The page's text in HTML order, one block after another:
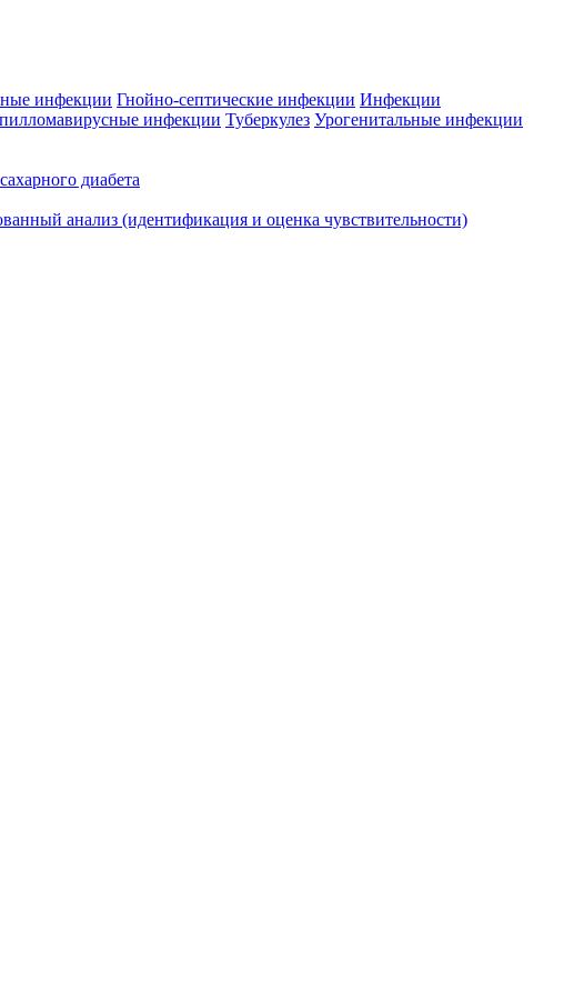
инфекции Гнойно-септические инфекции Инфекции
инфекции Туберкулез Урогенитальные инфекции
диабета
анализ (идентификация и оценка чувствительности)